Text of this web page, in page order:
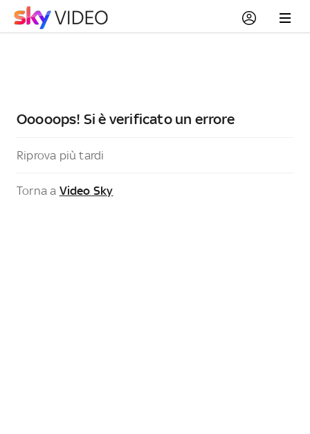
Ooooops! Si è verificato un errore
Riprova più tardi
Torna a Video Sky